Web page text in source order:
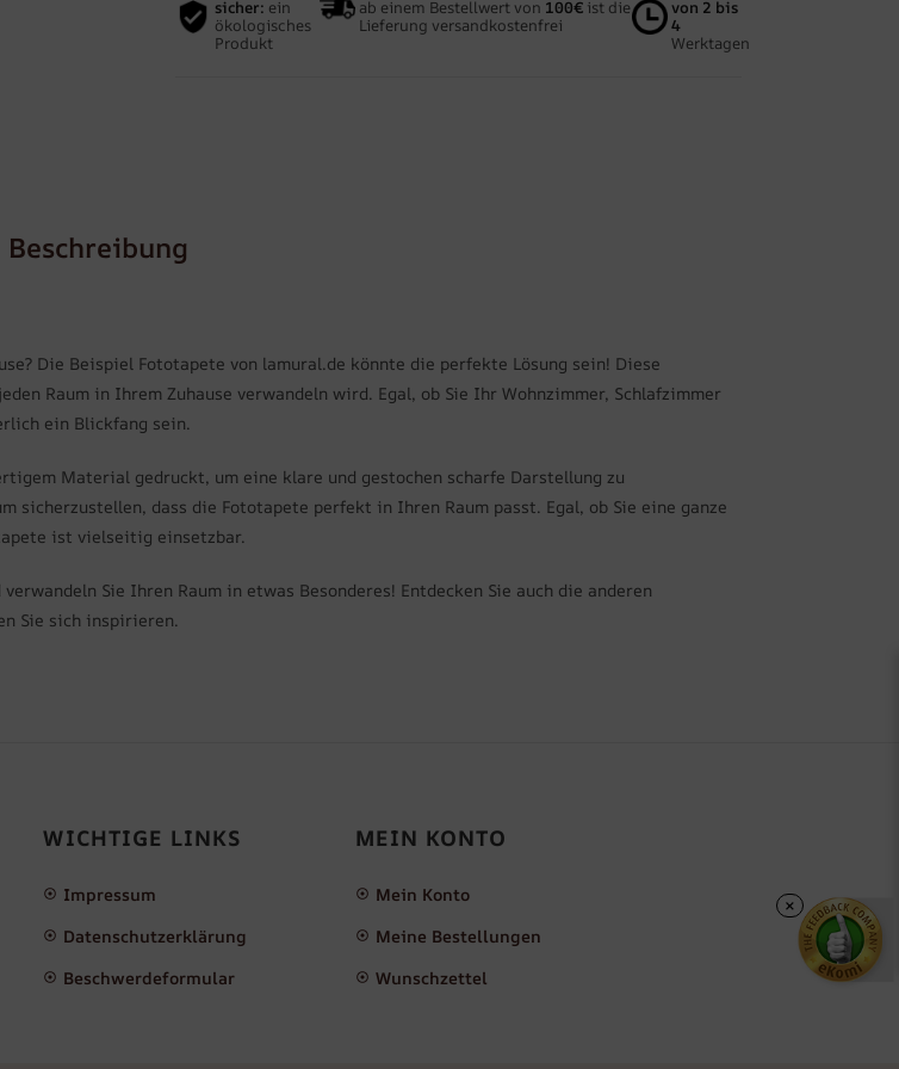
sicher: ein
ökologisches
Produkt
ab einem Bestellwert von 100€ ist die
Lieferung versandkostenfrei
von 2 bis
4
Werktagen
Beschreibung
Die Beispiel Fototapete von lamural.de könnte die perfekte Lösung sein! Diese
Raum in Ihrem Zuhause verwandeln wird. Egal, ob Sie Ihr Wohnzimmer, Schlafzimmer
ein Blickfang sein.
Material gedruckt, um eine klare und gestochen scharfe Darstellung zu
sicherzustellen, dass die Fototapete perfekt in Ihren Raum passt. Egal, ob Sie eine ganze
ist vielseitig einsetzbar.
Sie Ihren Raum in etwas Besonderes! Entdecken Sie auch die anderen
Sie sich inspirieren.
WICHTIGE LINKS
Impressum
Datenschutzerklärung
Beschwerdeformular
MEIN KONTO
Mein Konto
Meine Bestellungen
Wunschzettel
×